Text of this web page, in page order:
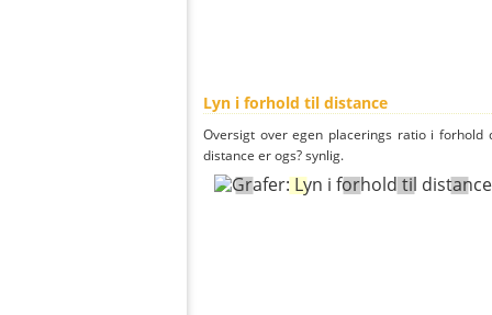
Lyn i forhold til distance
Oversigt over egen placerings ratio i
distance er ogs? synlig.